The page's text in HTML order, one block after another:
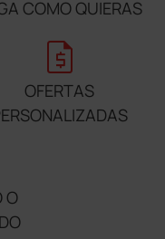
COMO QUIERAS
request_quote
OFERTAS
O